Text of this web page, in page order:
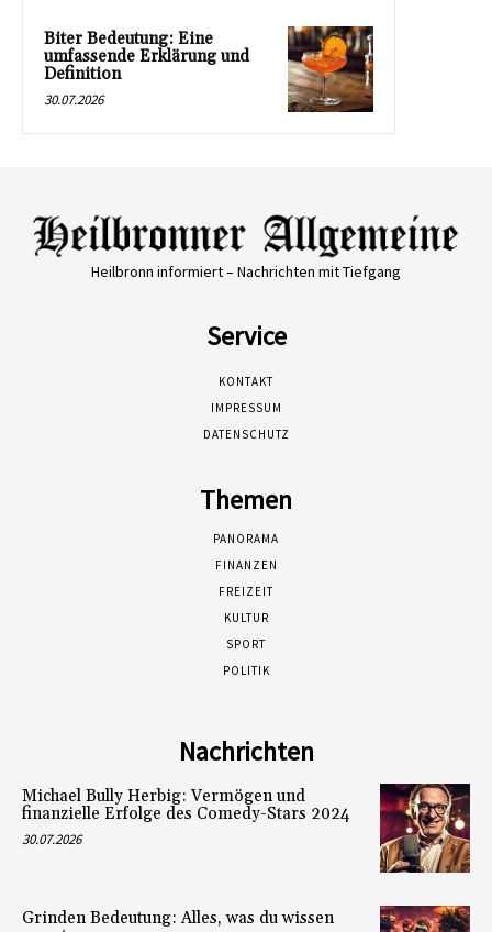
Biter Bedeutung: Eine
umfassende Erklärung und
Definition
30.07.2026
Heilbronn informiert – Nachrichten mit Tiefgang
Service
KONTAKT
IMPRESSUM
DATENSCHUTZ
Themen
PANORAMA
FINANZEN
FREIZEIT
KULTUR
SPORT
POLITIK
Nachrichten
Michael Bully Herbig: Vermögen und
finanzielle Erfolge des Comedy-Stars 2024
30.07.2026
Grinden Bedeutung: Alles, was du wissen